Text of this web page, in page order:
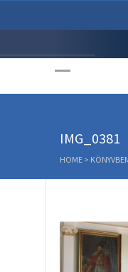
IMG_0381
HOME >